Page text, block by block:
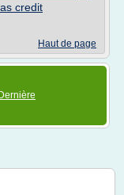
credit
Haut de page
Dernière